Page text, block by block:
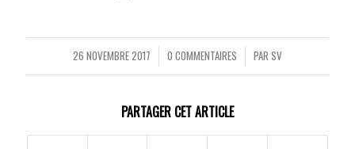
26 NOVEMBRE 2017
/ 0 COMMENTAIRES
/ PAR SV
PARTAGER CET ARTICLE